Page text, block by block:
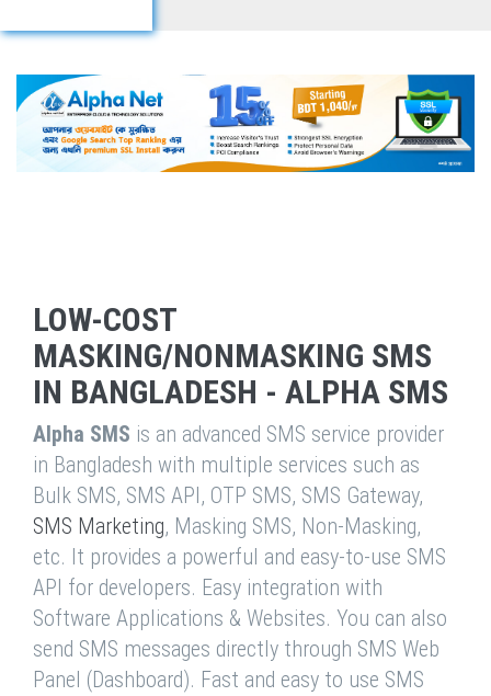
LOW-COST
MASKING/NONMASKING SMS
IN BANGLADESH - ALPHA SMS
Alpha SMS is an advanced SMS service provider
in Bangladesh with multiple services such as
Bulk SMS, SMS API, OTP SMS, SMS Gateway,
SMS Marketing, Masking SMS, Non-Masking,
etc. It provides a powerful and easy-to-use SMS
API for developers. Easy integration with
Software Applications & Websites. You can also
send SMS messages directly through SMS Web
Panel (Dashboard). Fast and easy to use SMS